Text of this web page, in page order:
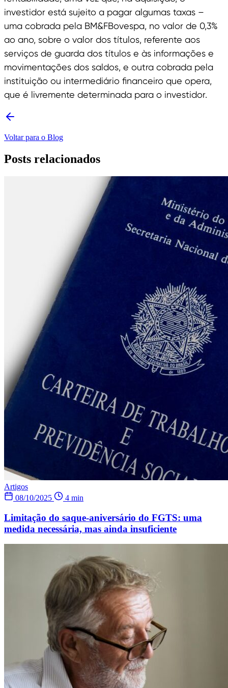
investidor está sujeito a pagar algumas taxas –
uma cobrada pela BM&FBovespa, no valor de 0,3%
ao ano, sobre o valor dos títulos, referente aos
serviços de guarda dos títulos e às informações e
movimentações dos saldos, e outra cobrada pela
instituição ou intermediário financeiro que opera,
que é livremente determinada para o investidor.
Voltar para o Blog
Posts relacionados
Artigos
08/10/2025
4 min
Limitação do saque-aniversário do FGTS: uma
medida necessária, mas ainda insuficiente